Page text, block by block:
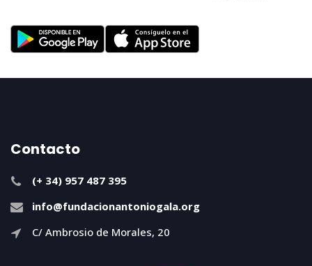
Contacto
(+ 34) 957 487 395
info@fundacionantoniogala.org
C/ Ambrosio de Morales, 20